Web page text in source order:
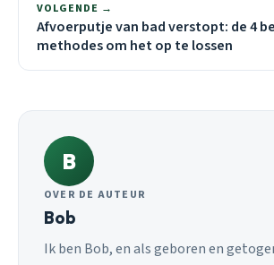
VOLGENDE →
Afvoerputje van bad verstopt: de 4
methodes om het op te lossen
B
OVER DE AUTEUR
Bob
Ik ben Bob, en als geboren en